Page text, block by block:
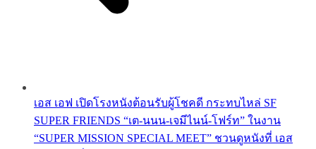
เอส เอฟ เปิดโรงหนังต้อนรับผู้โชคดี กระทบไหล่ SF
SUPER FRIENDS “เต-นนน-เจมีไนน์-โฟร์ท” ในงาน
“SUPER MISSION SPECIAL MEET” ชวนดูหนังที่ เอส